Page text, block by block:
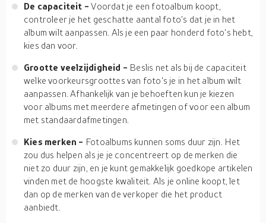
De capaciteit -Voordat je een fotoalbum koopt,
controleer je het geschatte aantal foto's dat je in het
album wilt aanpassen. Als je een paar honderd foto's hebt,
kies dan voor.
Grootte veelzijdigheid - Beslis net als bij de capaciteit
welke voorkeursgroottes van foto's je in het album wilt
aanpassen. Afhankelijk van je behoeften kun je kiezen
voor albums met meerdere afmetingen of voor een album
met standaardafmetingen.
Kies merken - Fotoalbums kunnen soms duur zijn. Het
zou dus helpen als je je concentreert op de merken die
niet zo duur zijn, en je kunt gemakkelijk goedkope artikelen
vinden met de hoogste kwaliteit. Als je online koopt, let
dan op de merken van de verkoper die het product
aanbiedt.